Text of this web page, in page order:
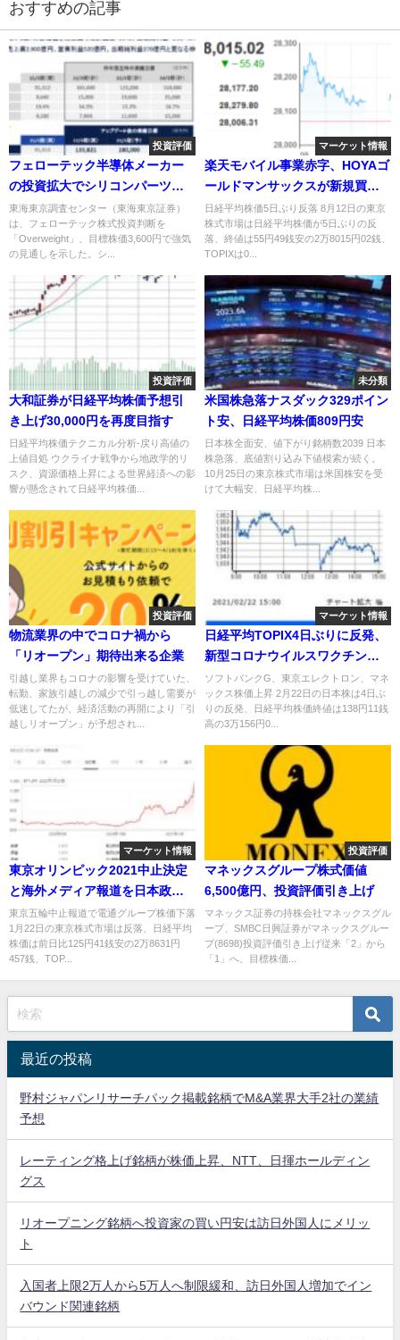
おすすめの記事
投資評価
フェローテック半導体メーカー
の投資拡大でシリコンパーツと
パワー半導体基盤が成長
東海東京調査センター（東海東京証券）
は、フェローテック株式投資判断を
「Overweight」、目標株価3,600円で強気
の見通しを示した。シ...
マーケット情報
楽天モバイル事業赤字、HOYAゴ
ールドマンサックスが新規買い
推奨
日経平均株価5日ぶり反落 8月12日の東京
株式市場は日経平均株価が5日ぶりの反
落、終値は55円49銭安の2万8015円02銭、
TOPIXは0...
投資評価
大和証券が日経平均株価予想引
き上げ30,000円を再度目指す
日経平均株価テクニカル分析-戻り高値の
上値目処 ウクライナ戦争から地政学的リ
スク、資源価格上昇による世界経済への影
響が懸念されて日経平均株価...
未分類
米国株急落ナスダック329ポイン
ト安、日経平均株価809円安
日本株全面安、値下がり銘柄数2039 日本
株急落、底値割り込み下値模索が続く。
10月25日の東京株式市場は米国株安を受
けて大幅安、日経平均株...
投資評価
物流業界の中でコロナ禍から
「リオープン」期待出来る企業
引越し業界もコロナの影響を受けていた、
転勤、家族引越しの減少で引っ越し需要が
低迷してたが、経済活動の再開により「引
越しリオープン」が予想され...
マーケット情報
日経平均TOPIX4日ぶりに反発、
新型コロナウイルスワクチン普
及開始
ソフトバンクG、東京エレクトロン、マネ
ックス株価上昇 2月22日の日本株は4日ぶ
りの反発、日経平均株価終値は138円11銭
高の3万156円0...
マーケット情報
東京オリンピック2021中止決定
と海外メディア報道を日本政府
が否定
東京五輪中止報道で電通グループ株価下落
1月22日の東京株式市場は反落、日経平均
株価は前日比125円41銭安の2万8631円
457銭、TOP...
投資評価
マネックスグループ株式価値
6,500億円、投資評価引き上げ
マネックス証券の持株会社マネックスグル
ープ、SMBC日興証券がマネックスグルー
プ(8698)投資評価引き上げ従来「2」から
「1」へ、目標株価...
最近の投稿
野村ジャパンリサーチパック掲載銘柄でM&A業界大手2社の業績
予想
レーティング格上げ銘柄が株価上昇、NTT、日揮ホールディン
グス
リオープニング銘柄へ投資家の買い円安は訪日外国人にメリッ
ト
入国者上限2万人から5万人へ制限緩和、訪日外国人増加でイン
バウンド関連銘柄